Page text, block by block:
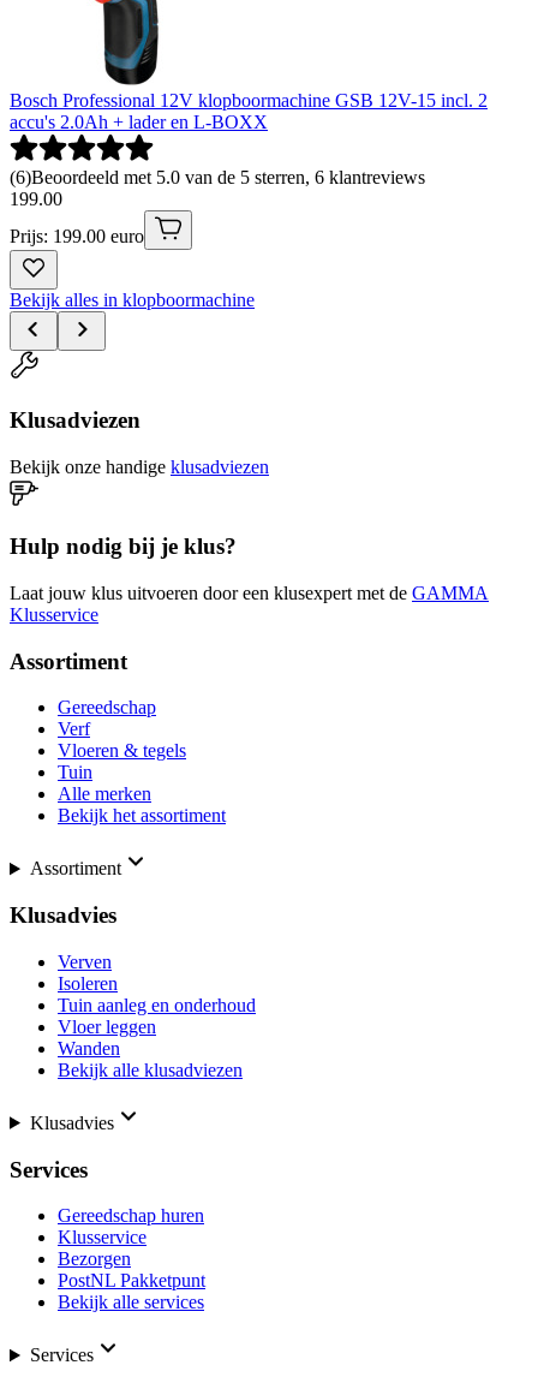
Bosch Professional 12V klopboormachine GSB 12V-15 incl. 2
accu's 2.0Ah + lader en L-BOXX
(6)Beoordeeld met 5.0 van de 5 sterren, 6 klantreviews
199.00
Prijs: 199.00 euro
Bekijk alles in klopboormachine
Klusadviezen
Bekijk onze handige klusadviezen
Hulp nodig bij je klus?
Laat jouw klus uitvoeren door een klusexpert met de GAMMA
Klusservice
Assortiment
Gereedschap
Verf
Vloeren & tegels
Tuin
Alle merken
Bekijk het assortiment
Assortiment
Klusadvies
Verven
Isoleren
Tuin aanleg en onderhoud
Vloer leggen
Wanden
Bekijk alle klusadviezen
Klusadvies
Services
Gereedschap huren
Klusservice
Bezorgen
PostNL Pakketpunt
Bekijk alle services
Services